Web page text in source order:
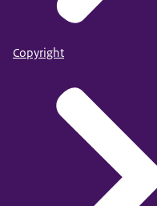
Copyright